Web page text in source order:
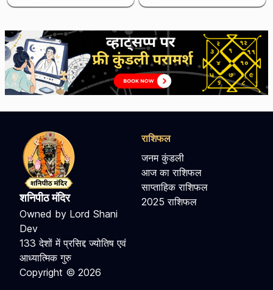
शनिपीठ मंदिर
Owned by Lord Shani
Dev
133 देशों में प्रसिद्द ज्योतिष एवं
आध्यात्मिक गुरु
Copyright © 2026
राशिफल
जनम कुंडली
आज का राशिफल
साप्ताहिक राशिफल
2025 राशिफल